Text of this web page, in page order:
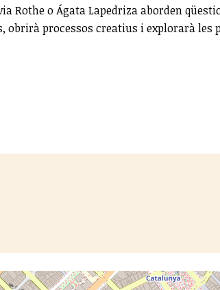
Rothe o Ágata Lapedriza aborden
processos creatius i explorarà